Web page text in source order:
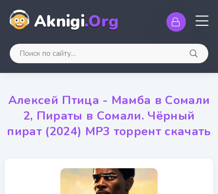
Aknigi.Org
Алексей Птица - Мамба в Сомали
2, Пираты в Сомали. Чёрный
пират (2024) МР3 торрент скачать